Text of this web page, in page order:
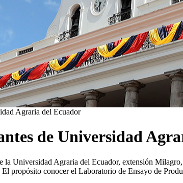
Agraria del Ecuador
de Universidad
la Universidad Agraria del Ecuador, extensión
propósito conocer el Laboratorio de Ensayo de